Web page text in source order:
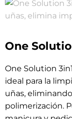
One
One Solution
ideal para la
uñas,
polimerización.